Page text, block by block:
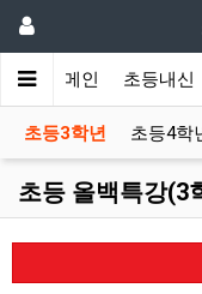
메인 초등내신
초등3학년 초등4학
초등 올백특강(3